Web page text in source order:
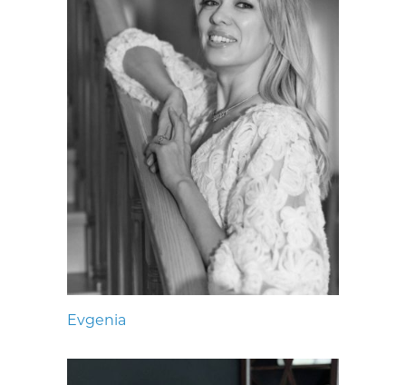
Evgenia